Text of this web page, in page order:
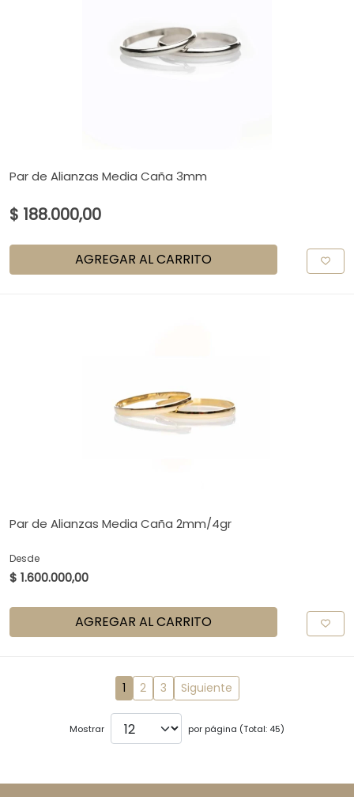
Par de Alianzas Media Caña 3mm
$ 188.000,00
AGREGAR AL CARRITO
Par de Alianzas Media Caña 2mm/4gr
Desde
$ 1.600.000,00
AGREGAR AL CARRITO
1 2 3 Siguiente
Mostrar por página (Total: 45)